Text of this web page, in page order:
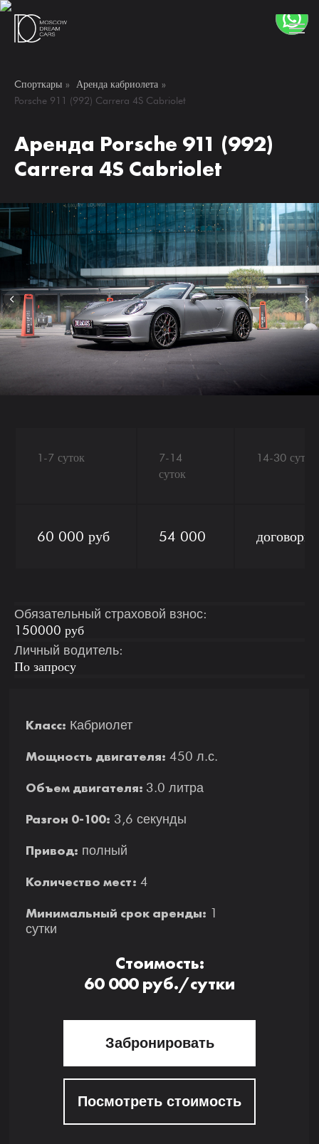
Cпорткары » Аренда кабриолета »
Porsche 911 (992) Carrera 4S Cabriolet
Аренда Porsche 911 (992)
Carrera 4S Cabriolet
1-7 суток
7-14
суток
14-30 суток
60 000 руб 54 000
Обязательный страховой взнос:
150000 руб
Личный водитель:
По запросу
Класс: Кабриолет
Мощность двигателя: 450 л.с.
Объем двигателя: 3.0 литра
Разгон 0-100: 3,6 секунды
Привод: полный
Количество мест: 4
Минимальный срок аренды: 1
сутки
Стоимость:
60 000 руб./сутки
Забронировать
Посмотреть стоимость